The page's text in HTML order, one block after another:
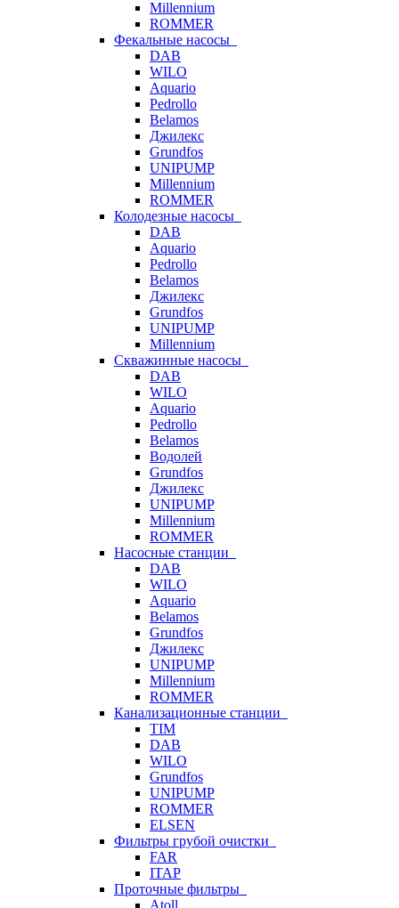
Millennium
ROMMER
Фекальные насосы
DAB
WILO
Aquario
Pedrollo
Belamos
Джилекс
Grundfos
UNIPUMP
Millennium
ROMMER
Колодезные насосы
DAB
Aquario
Pedrollo
Belamos
Джилекс
Grundfos
UNIPUMP
Millennium
Скважинные насосы
DAB
WILO
Aquario
Pedrollo
Belamos
Водолей
Grundfos
Джилекс
UNIPUMP
Millennium
ROMMER
Насосные станции
DAB
WILO
Aquario
Belamos
Grundfos
Джилекс
UNIPUMP
Millennium
ROMMER
Канализационные станции
TIM
DAB
WILO
Grundfos
UNIPUMP
ROMMER
ELSEN
Фильтры грубой очистки
FAR
ITAP
Проточные фильтры
Atoll